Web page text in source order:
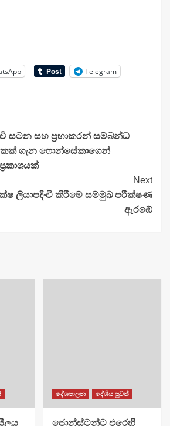
Telegram
සටන සහ ප්‍රභාකරන් සම්බන්ධ
ගැන ෆොන්සේකාගෙන්
Next
ලියාපදිංචි කිරීමේ සම්මුඛ පරීක්ෂණ
ඇරඹේ
දේශපාලන දේශීය පුවත්
ජොන්ස්ටන්ට එරෙහි